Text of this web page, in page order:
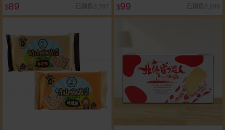
$89 已銷售3,787 $99 已銷售6,898